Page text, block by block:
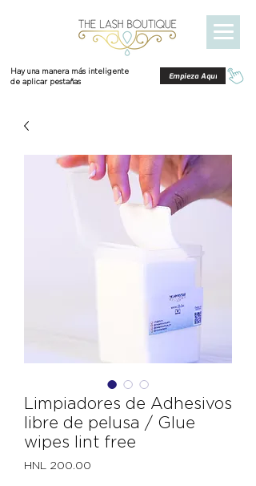
Hay una manera más inteligente
de aplicar pestañas
Empieza Aquí
Limpiadores de Adhesivos
libre de pelusa / Glue
wipes lint free
HNL 200.00